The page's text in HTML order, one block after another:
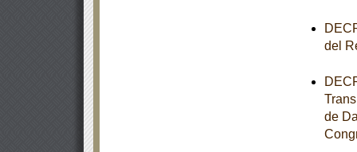
del
de